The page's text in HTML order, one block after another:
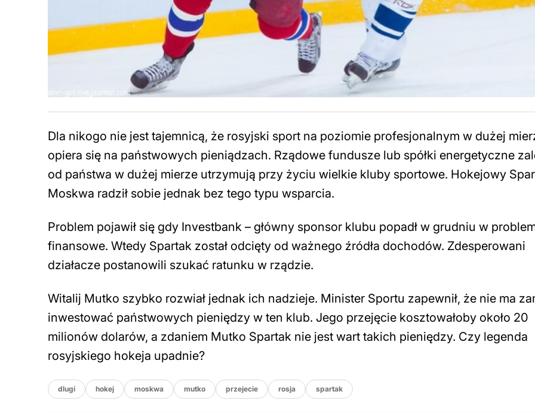
Dla nikogo nie jest tajemnicą, że rosyjski sport na poziomie profesjonalnym w dużej
opiera się na państwowych pieniądzach. Rządowe fundusze lub spółki energetyczne
od państwa w dużej mierze utrzymują przy życiu wielkie kluby sportowe. Hokejowy
Moskwa radził sobie jednak bez tego typu wsparcia.
Problem pojawił się gdy Investbank – główny sponsor klubu popadł w grudniu w
finansowe. Wtedy Spartak został odcięty od ważnego źródła dochodów. Zdesperowani
działacze postanowili szukać ratunku w rządzie.
Witalij Mutko szybko rozwiał jednak ich nadzieje. Minister Sportu zapewnił, że nie ma
inwestować państwowych pieniędzy w ten klub. Jego przejęcie kosztowałoby około 20
milionów dolarów, a zdaniem Mutko Spartak nie jest wart takich pieniędzy. Czy legenda
rosyjskiego hokeja upadnie?
dlugi hokej moskwa mutko przejecie rosja spartak